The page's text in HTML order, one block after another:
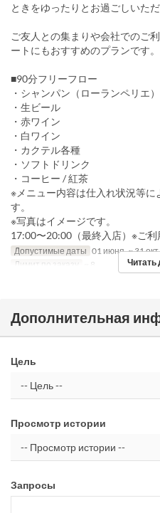
ときをゆったりとお過ごしいただ
ご友人との集まりや会社でのご
ートにもおすすめのプランです。
■90分フリーフロー
・シャンパン（ローランペリエ）
・生ビール
・赤ワイン
・白ワイン
・カクテル各種
・ソフトドリンク
・コーヒー / 紅茶
※メニュー内容は仕入れ状況等に
す。
※写真はイメージです。
17:00〜20:00（最終入店）※ご利
Допустимые даты 01 июня. ~ 31 окт.
Лимит по заказу
~ 8
Дополнительная
Цель
Просмотр истории
Запросы